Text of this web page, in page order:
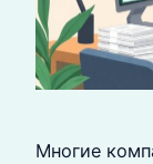
Многие